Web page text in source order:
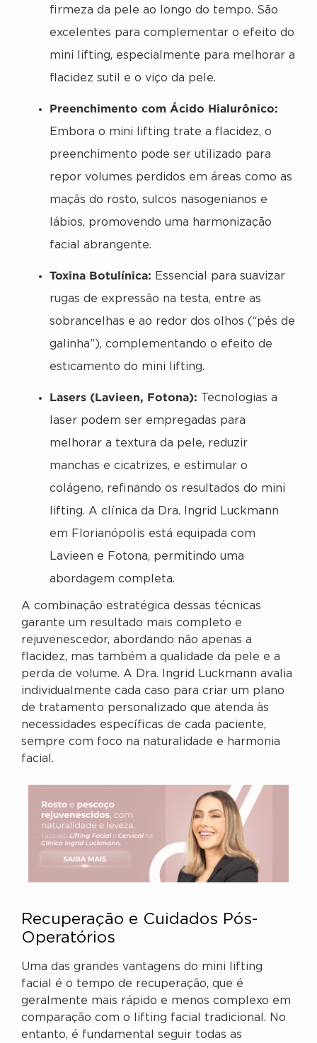
firmeza da pele ao longo do tempo. São
excelentes para complementar o efeito do
mini lifting, especialmente para melhorar a
flacidez sutil e o viço da pele.
Preenchimento com Ácido Hialurônico:
Embora o mini lifting trate a flacidez, o
preenchimento pode ser utilizado para
repor volumes perdidos em áreas como as
maçãs do rosto, sulcos nasogenianos e
lábios, promovendo uma harmonização
facial abrangente.
Toxina Botulínica: Essencial para suavizar
rugas de expressão na testa, entre as
sobrancelhas e ao redor dos olhos (“pés de
galinha”), complementando o efeito de
esticamento do mini lifting.
Lasers (Lavieen, Fotona): Tecnologias a
laser podem ser empregadas para
melhorar a textura da pele, reduzir
manchas e cicatrizes, e estimular o
colágeno, refinando os resultados do mini
lifting. A clínica da Dra. Ingrid Luckmann
em Florianópolis está equipada com
Lavieen e Fotona, permitindo uma
abordagem completa.
A combinação estratégica dessas técnicas
garante um resultado mais completo e
rejuvenescedor, abordando não apenas a
flacidez, mas também a qualidade da pele e a
perda de volume. A Dra. Ingrid Luckmann avalia
individualmente cada caso para criar um plano
de tratamento personalizado que atenda às
necessidades específicas de cada paciente,
sempre com foco na naturalidade e harmonia
facial.
Recuperação e Cuidados Pós-
Operatórios
Uma das grandes vantagens do mini lifting
facial é o tempo de recuperação, que é
geralmente mais rápido e menos complexo em
comparação com o lifting facial tradicional. No
entanto, é fundamental seguir todas as